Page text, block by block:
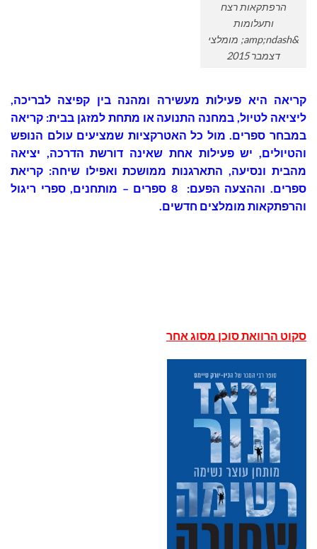
הרפתקאות רצח
ותעלומות
&amp;ndash; מומלצי
דצמבר 2015
קריאה היא פעילות מעשירה ומהנה בין קפיצה לבריכה,
ליציאה לטיול, במחנה התנועה או מתחת למזגן בבית: קריאה
במבחר ספרים. מול כל האטרקציות שמציעים עולם הנופש
והטיולים, יש פעילות אחת שאינה דורשת הדרכה, יציאה
מהבית ונסיעה, התארגנות ממושכת ואפילו שיחה: קריאת
ספרים. וההצעה הפעם:
8
ספרים – מותחנים, ספרי ריגול
והרפתקאות מומלצים חדשים.
סקוט הרוואת סוכן מסוג אחר